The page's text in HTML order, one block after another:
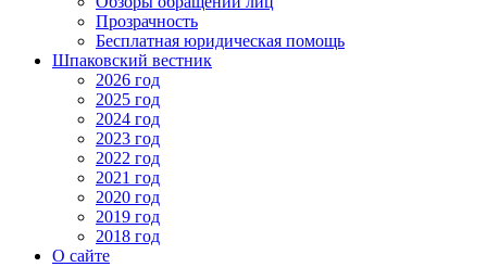
Прозрачность
Бесплатная юридическая помощь
Шпаковский вестник
2026 год
2025 год
2024 год
2023 год
2022 год
2021 год
2020 год
2019 год
2018 год
О сайте